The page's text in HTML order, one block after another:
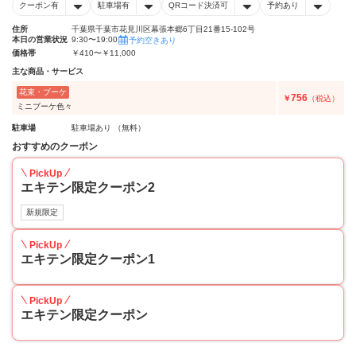
クーポン有 駐車場有 QRコード決済可 予約あり
住所
千葉県千葉市花見川区幕張本郷6丁目21番15-102号
本日の営業状況 9:30〜19:00
予約空きあり
価格帯
￥410〜￥11,000
主な商品・サービス
花束・ブーケ
ミニブーケ色々
￥756 （税込）
駐車場 駐車場あり （無料）
おすすめのクーポン
PickUp
エキテン限定クーポン2
新規限定
PickUp
エキテン限定クーポン1
PickUp
エキテン限定クーポン